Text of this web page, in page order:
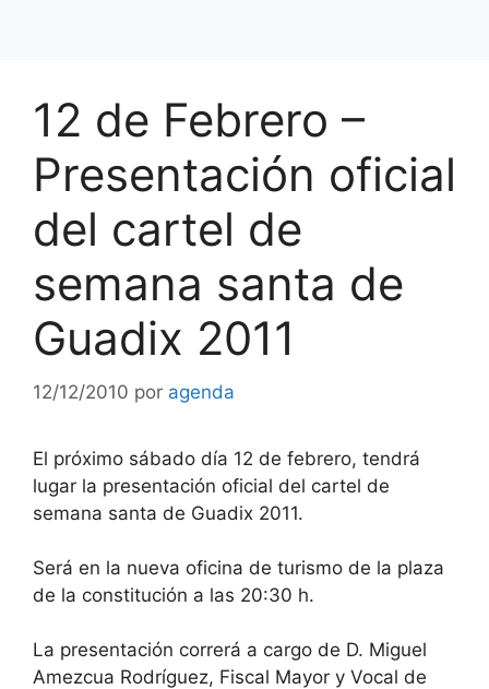
12 de Febrero –
Presentación oficial
del cartel de
semana santa de
Guadix 2011
12/12/2010 por agenda
El próximo sábado día 12 de febrero, tendrá
lugar la presentación oficial del cartel de
semana santa de Guadix 2011.
Será en la nueva oficina de turismo de la plaza
de la constitución a las 20:30 h.
La presentación correrá a cargo de D. Miguel
Amezcua Rodríguez, Fiscal Mayor y Vocal de